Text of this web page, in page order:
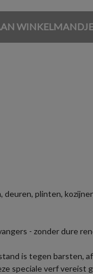
plinten,
- zonder dure
is tegen barsten,
speciale verf vereist